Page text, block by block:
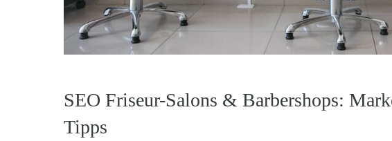
SEO Friseur-Salons & Barbershops:
Tipps